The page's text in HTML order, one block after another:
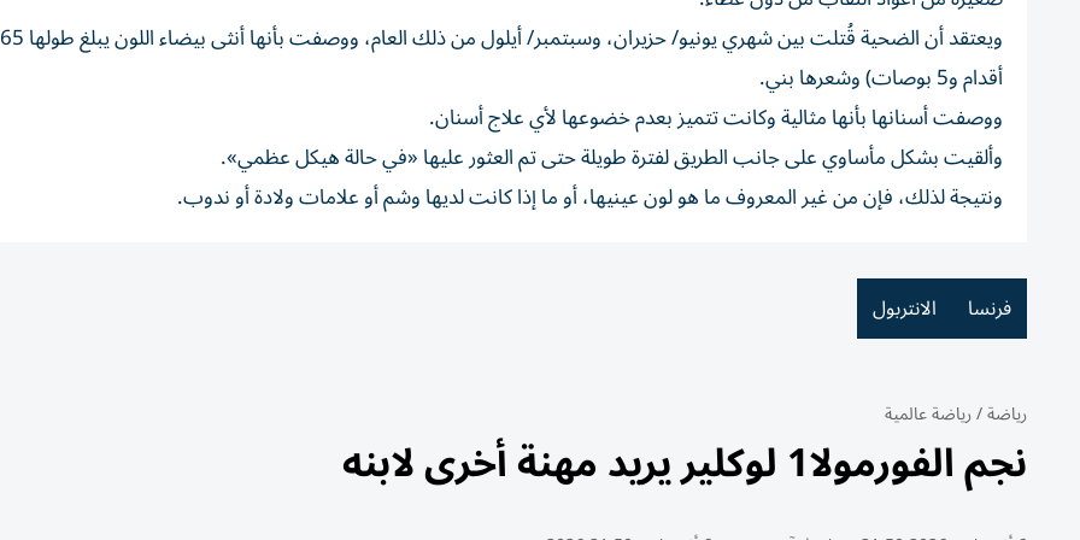
أقدام و5 بوصات) وشعرها بني.
ووصفت أسنانها بأنها مثالية وكانت تتميز بعدم خضوعها لأي علاج أسنان.
وألقيت بشكل مأساوي على جانب الطريق لفترة طويلة حتى تم العثور عليها «في حالة هيكل عظمي».
ونتيجة لذلك، فإن من غير المعروف ما هو لون عينيها، أو ما إذا كانت لديها وشم أو علامات ولادة أو ندوب.
فرنسا الانتربول
رياضة/رياضة عالمية
نجم الفورمولا1 لوكلير يريد مهنة أخرى لابنه